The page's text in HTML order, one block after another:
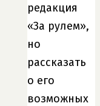
редакция
«За рулем»,
но
рассказать
о его
возможных